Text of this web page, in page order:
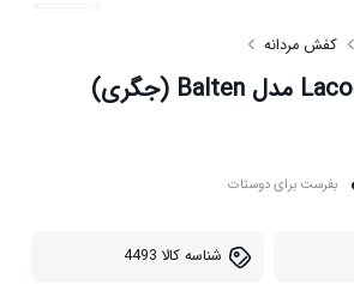
کفش مردانه
بفرست برای دوستات
شناسه کالا 4493